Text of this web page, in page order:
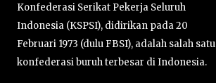
Konfederasi Serikat Pekerja Seluruh
Indonesia (KSPSI), didirikan pada 20
Februari 1973 (dulu FBSI), adalah salah satu
konfederasi buruh terbesar di Indonesia.